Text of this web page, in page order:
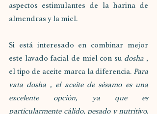
aspectos estimulantes de la harina de
almendras y la miel.
Si está interesado en combinar mejor
este lavado facial de miel con su dosha ,
el tipo de aceite marca la diferencia. Para
vata dosha , el aceite de sésamo es una
excelente opción, ya que es
particularmente cálido, pesado y nutritivo.